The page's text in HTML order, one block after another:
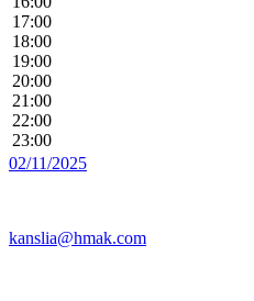
17:00
18:00
19:00
20:00
21:00
22:00
23:00
02/11/2025
kanslia@hmak.com